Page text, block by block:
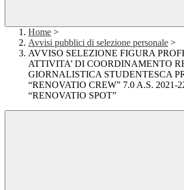
Home >
Avvisi pubblici di selezione personale >
AVVISO SELEZIONE FIGURA
ATTIVITA’ DI COORDINAMENTO
GIORNALISTICA STUDENTESCA
“RENOVATIO CREW” 7.0 A.S. 2021-
“RENOVATIO SPOT”